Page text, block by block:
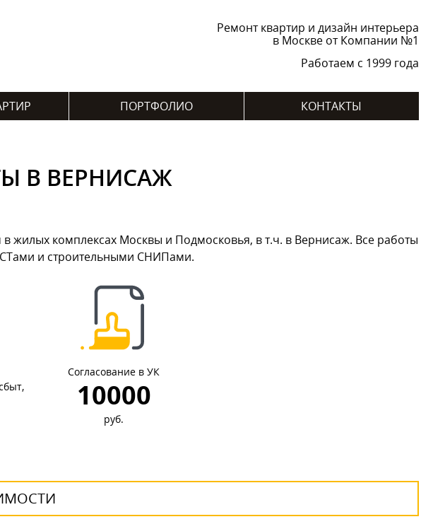
Ремонт квартир и дизайн интерьера
в Москве от Компании №1
Работаем с 1999 года
ПОРТФОЛИО КОНТАКТЫ
В ВЕРНИСАЖ
комплексах Москвы и Подмосковья, в т.ч. в Вернисаж. Все работы
и строительными СНИПами.
Согласование в УК
10000
руб.